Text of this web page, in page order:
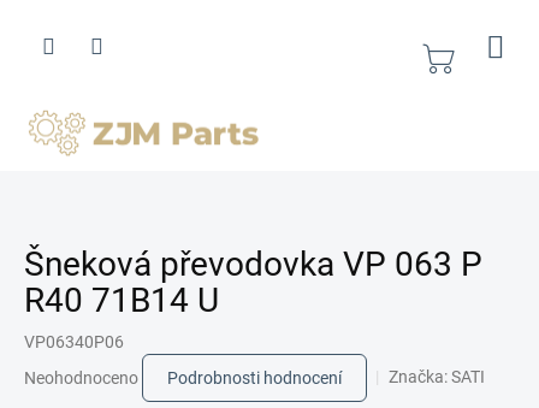
obsah
Nákupní
Šneková převodovka VP 063 P
R40 71B14 U
VP06340P06
hodnocení
Neohodnoceno Podrobnosti hodnocení Značka:SATI